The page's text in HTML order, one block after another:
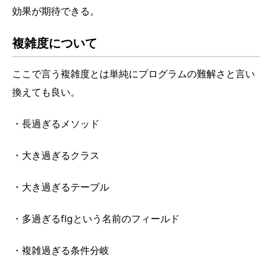
効果が期待できる。
複雑度について
ここで言う複雑度とは単純にプログラムの難解さと言い
換えても良い。
・長過ぎるメソッド
・大き過ぎるクラス
・大き過ぎるテーブル
・多過ぎるflgという名前のフィールド
・複雑過ぎる条件分岐